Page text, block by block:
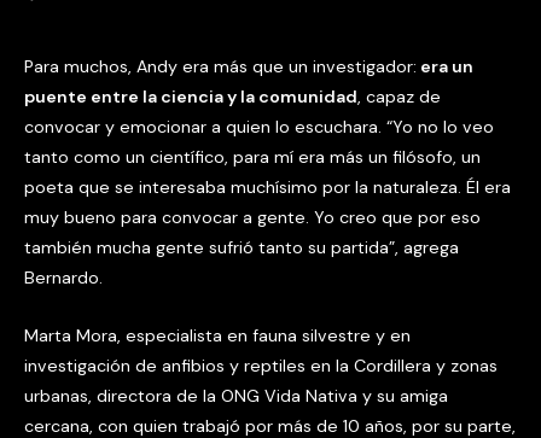
Para muchos, Andy era más que un investigador: era un
puente entre la ciencia y la comunidad, capaz de
convocar y emocionar a quien lo escuchara. “Yo no lo veo
tanto como un científico, para mí era más un filósofo, un
poeta que se interesaba muchísimo por la naturaleza. Él era
muy bueno para convocar a gente. Yo creo que por eso
también mucha gente sufrió tanto su partida”, agrega
Bernardo.
Marta Mora, especialista en fauna silvestre y en
investigación de anfibios y reptiles en la Cordillera y zonas
urbanas, directora de la ONG Vida Nativa y su amiga
cercana, con quien trabajó por más de 10 años, por su parte,